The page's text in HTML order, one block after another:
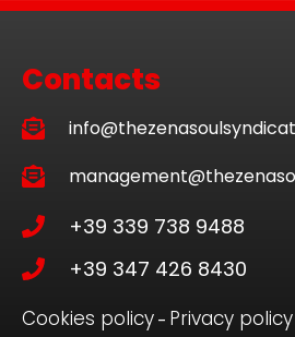
Contacts
+39 339 738 9488
+39 347 426 8430
Cookies policy – Privacy policy